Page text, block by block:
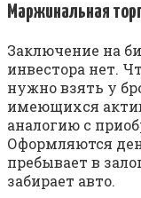
Маржинальная
Заключение на
инвестора нет.
нужно взять у
имеющихся
аналогию с
Оформляются
пребывает в
забирает авто.